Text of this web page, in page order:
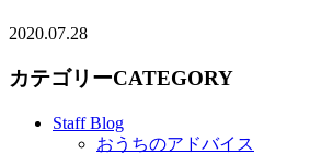
2020.07.28
カテゴリーCATEGORY
Staff Blog
おうちのアドバイス